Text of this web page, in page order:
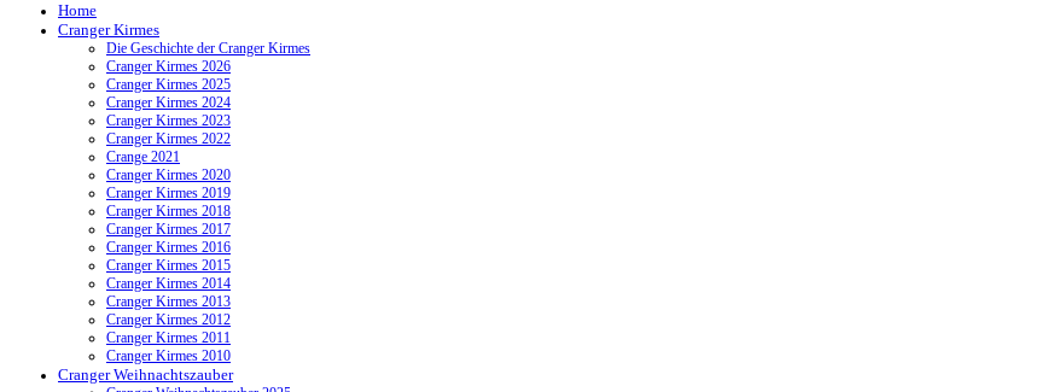
Home
Cranger Kirmes
Die Geschichte der Cranger Kirmes
Cranger Kirmes 2026
Cranger Kirmes 2025
Cranger Kirmes 2024
Cranger Kirmes 2023
Cranger Kirmes 2022
Crange 2021
Cranger Kirmes 2020
Cranger Kirmes 2019
Cranger Kirmes 2018
Cranger Kirmes 2017
Cranger Kirmes 2016
Cranger Kirmes 2015
Cranger Kirmes 2014
Cranger Kirmes 2013
Cranger Kirmes 2012
Cranger Kirmes 2011
Cranger Kirmes 2010
Cranger Weihnachtszauber